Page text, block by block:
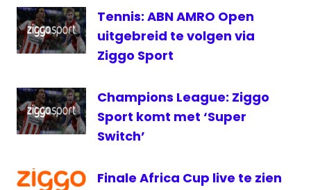
Tennis: ABN AMRO Open
uitgebreid te volgen via
Ziggo Sport
Champions League: Ziggo
Sport komt met ‘Super
Switch’
Finale Africa Cup live te zien